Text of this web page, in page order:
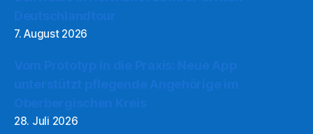
7. August 2026
28. Juli 2026